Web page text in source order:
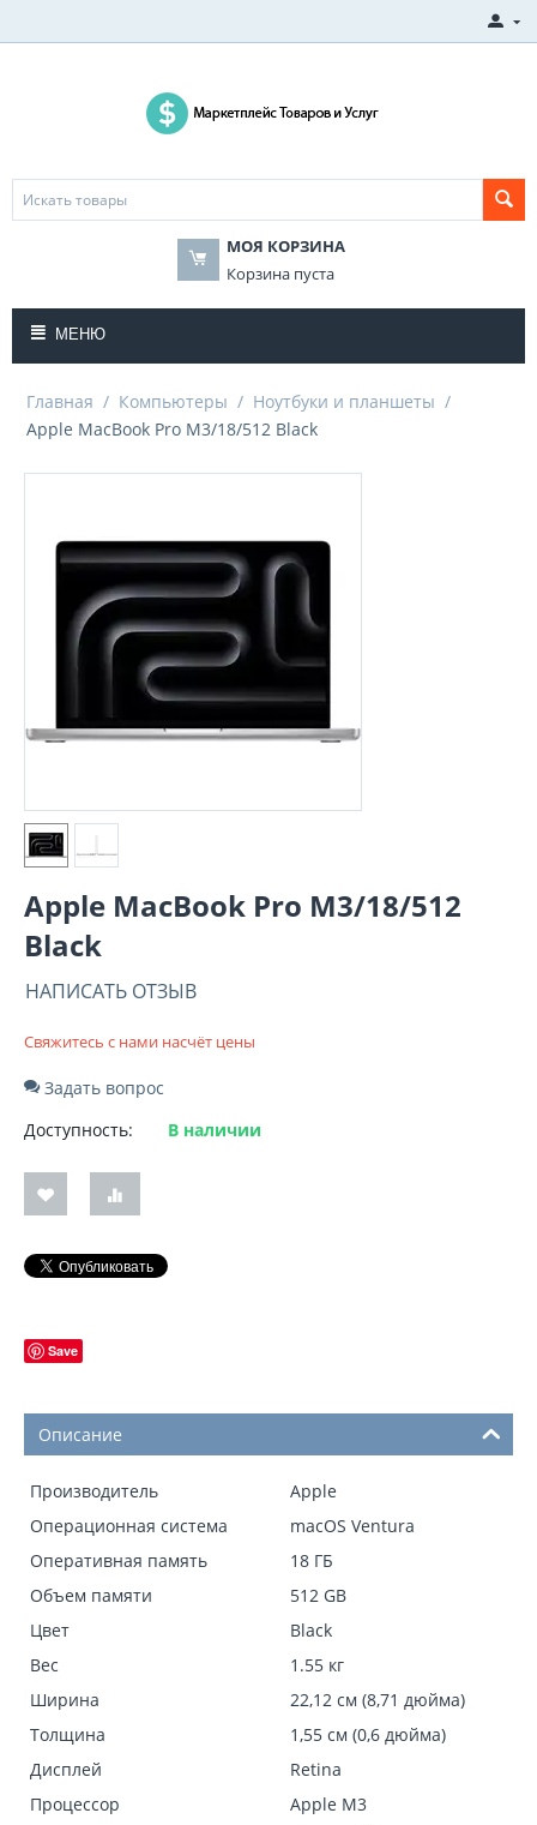
МОЯ КОРЗИНА
Корзина пуста
МЕНЮ
Главная / Компьютеры / Ноутбуки и планшеты /
Apple MacBook Pro M3/18/512 Black
Apple MacBook Pro M3/18/512
Black
НАПИСАТЬ ОТЗЫВ
Свяжитесь с нами насчёт цены
Задать вопрос
Доступность:
В наличии
Save
Описание
Производитель
Apple
Операционная система
macOS Ventura
Оперативная память
18 ГБ
Объем памяти
512 GB
Цвет
Black
Вес
1.55 кг
Ширина
22,12 см (8,71 дюйма)
Толщина
1,55 см (0,6 дюйма)
Дисплей
Retina
Процессор
Apple M3